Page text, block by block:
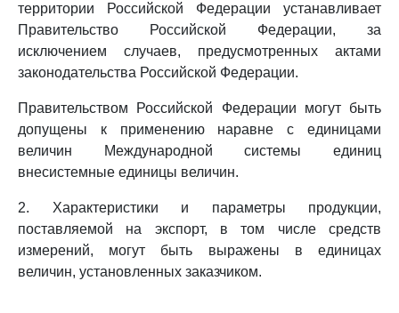
территории Российской Федерации устанавливает
Правительство Российской Федерации, за
исключением случаев, предусмотренных актами
законодательства Российской Федерации.
Правительством Российской Федерации могут быть
допущены к применению наравне с единицами
величин Международной системы единиц
внесистемные единицы величин.
2. Характеристики и параметры продукции,
поставляемой на экспорт, в том числе средств
измерений, могут быть выражены в единицах
величин, установленных заказчиком.